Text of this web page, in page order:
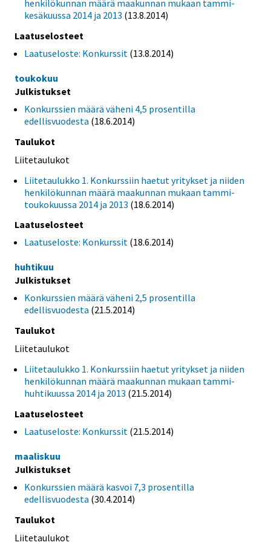
henkilökunnan määrä maakunnan mukaan tammi-
kesäkuussa 2014 ja 2013 (13.8.2014)
Laatuselosteet
Laatuseloste: Konkurssit (13.8.2014)
toukokuu
Julkistukset
Konkurssien määrä väheni 4,5 prosentilla
edellisvuodesta (18.6.2014)
Taulukot
Liitetaulukot
Liitetaulukko 1. Konkurssiin haetut yritykset ja niiden
henkilökunnan määrä maakunnan mukaan tammi-
toukokuussa 2014 ja 2013 (18.6.2014)
Laatuselosteet
Laatuseloste: Konkurssit (18.6.2014)
huhtikuu
Julkistukset
Konkurssien määrä väheni 2,5 prosentilla
edellisvuodesta (21.5.2014)
Taulukot
Liitetaulukot
Liitetaulukko 1. Konkurssiin haetut yritykset ja niiden
henkilökunnan määrä maakunnan mukaan tammi-
huhtikuussa 2014 ja 2013 (21.5.2014)
Laatuselosteet
Laatuseloste: Konkurssit (21.5.2014)
maaliskuu
Julkistukset
Konkurssien määrä kasvoi 7,3 prosentilla
edellisvuodesta (30.4.2014)
Taulukot
Liitetaulukot